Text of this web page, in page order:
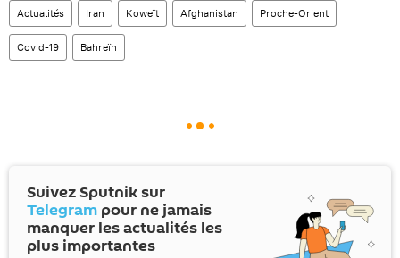
Actualités Iran Koweït Afghanistan Proche-Orient
Covid-19 Bahreïn
Suivez Sputnik sur
Telegram pour ne jamais
manquer les actualités les
plus importantes